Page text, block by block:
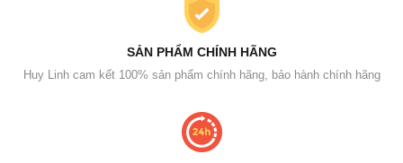
SẢN PHẨM CHÍNH HÃNG
Huy Linh cam kết 100% sản phẩm chính hãng, bảo hành chính hãng